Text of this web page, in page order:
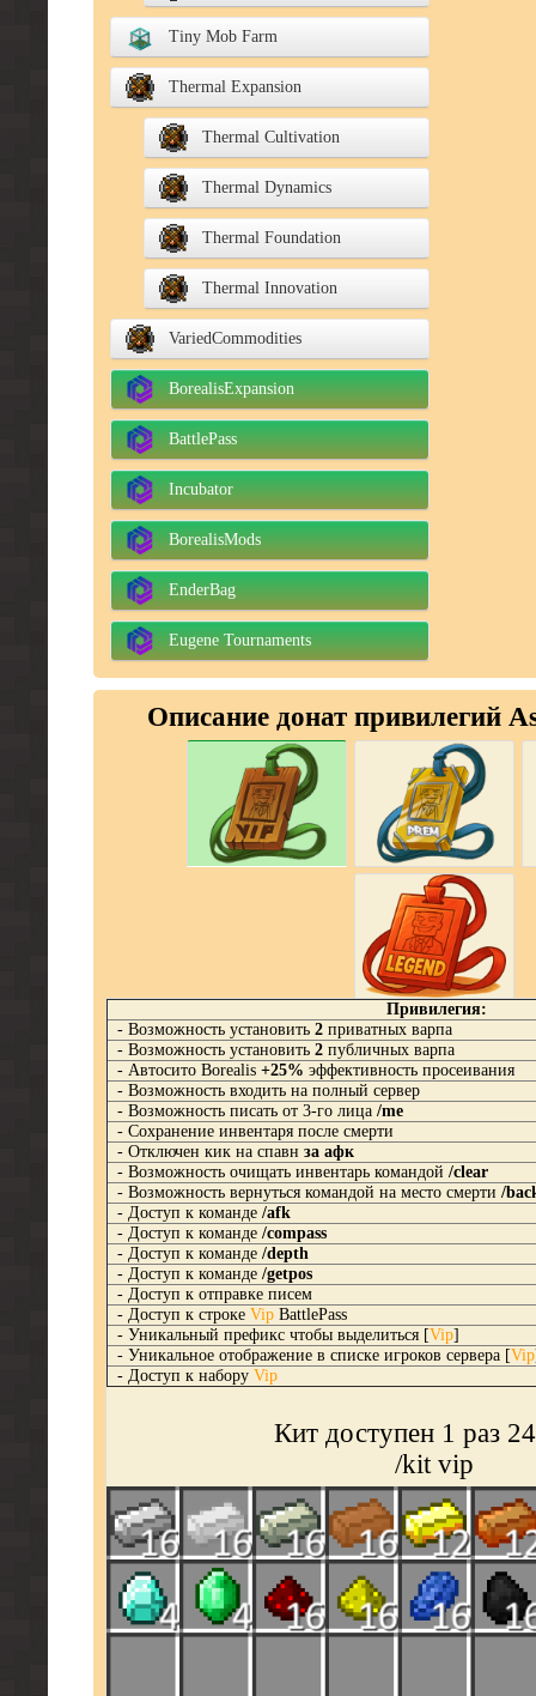
Tiny Mob Farm
Thermal Expansion
Thermal Cultivation
Thermal Dynamics
Thermal Foundation
Thermal Innovation
VariedCommodities
BorealisExpansion
BattlePass
Incubator
BorealisMods
EnderBag
Eugene Tournaments
Описание донат привилегий
Привилегия:
- Возможность установить 2 приватных варпа
- Возможность установить 2 публичных варпа
- Автосито Borealis +25% эффективность просеивания
- Возможность входить на полный сервер
- Возможность писать от 3-го лица /me
- Сохранение инвентаря после смерти
- Отключен кик на спавн за афк
- Возможность очищать инвентарь командой /clear
- Возможность вернуться командой на место смерти /
- Доступ к команде /afk
- Доступ к команде /compass
- Доступ к команде /depth
- Доступ к команде /getpos
- Доступ к отправке писем
- Доступ к строке Vip BattlePass
- Уникальный префикс чтобы выделиться [Vip]
- Уникальное отображение в списке игроков сервера [Vip
- Доступ к набору Vip
Кит доступен 1 раз
/kit vip